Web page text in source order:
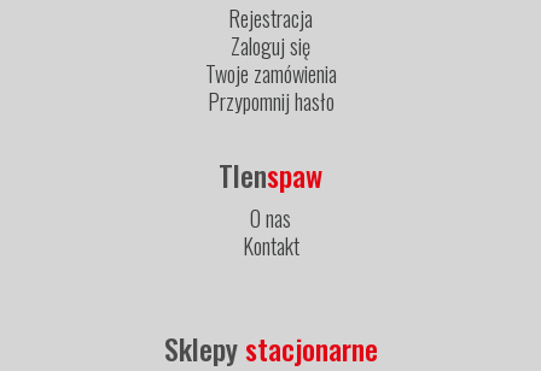
Rejestracja
Zaloguj się
Twoje zamówienia
Przypomnij hasło
Tlenspaw
O nas
Kontakt
Sklepystacjonarne